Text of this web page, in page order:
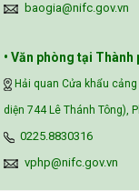
baogia@nifc.gov.vn
• Văn phòng tại Thành
Hải quan Cửa khẩu
diện 744 Lê Thánh Tông),
0225.8830316
vphp@nifc.gov.vn